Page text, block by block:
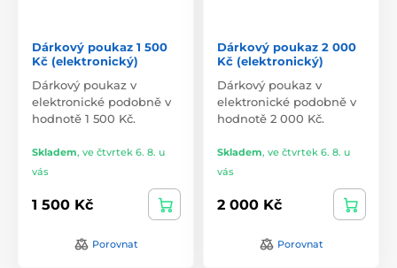
Dárkový poukaz 1 500
Kč (elektronický)
Dárkový poukaz v
elektronické podobně v
hodnotě 1 500 Kč.
Skladem, ve čtvrtek 6. 8. u
vás
1 500 Kč
Porovnat
Dárkový poukaz 2 000
Kč (elektronický)
Dárkový poukaz v
elektronické podobně v
hodnotě 2 000 Kč.
Skladem, ve čtvrtek 6. 8. u
vás
2 000 Kč
Porovnat